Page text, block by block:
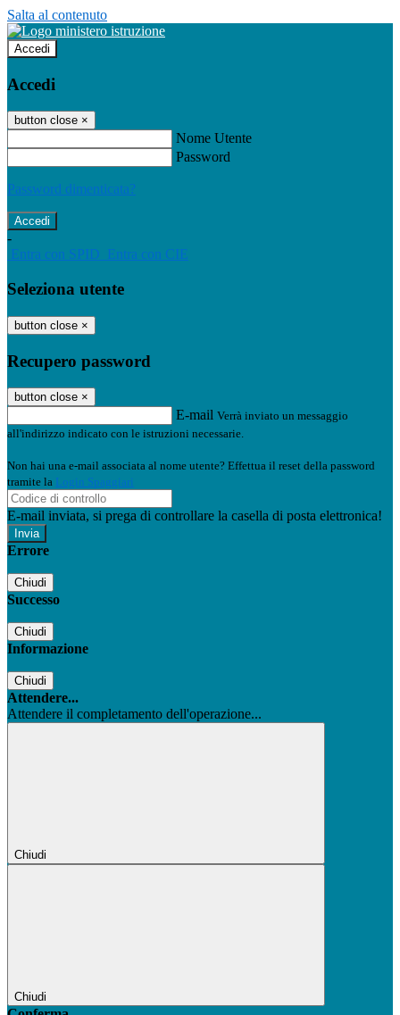
Salta al contenuto
Accedi
Accedi
button close ×
Nome Utente
Password
Password dimenticata?
-
Entra con SPID Entra con CIE
Seleziona utente
button close ×
Recupero password
button close ×
E-mail Verrà inviato un messaggio
all'indirizzo indicato con le istruzioni necessarie.
Non hai una e-mail associata al nome utente? Effettua il reset della password
tramite la Login Spaggiari
E-mail inviata, si prega di controllare la casella di posta elettronica!
Errore
Chiudi
Successo
Chiudi
Informazione
Chiudi
Attendere...
Attendere il completamento dell'operazione...
Chiudi
Chiudi